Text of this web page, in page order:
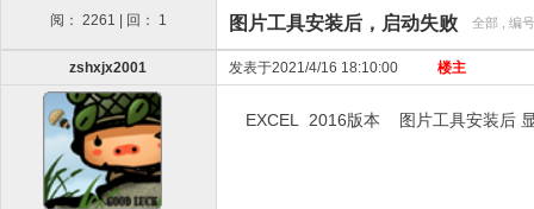
阅： 2261 | 回： 1 图片工具安装后，启动失败 全部 , 编
zshxjx2001 发表于2021/4/16 18:10:00 楼主
EXCEL 2016版本 图片工具安装后